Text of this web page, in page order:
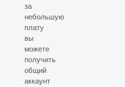
за
небольшую
плату
вы
можете
получить
общий
аккаунт